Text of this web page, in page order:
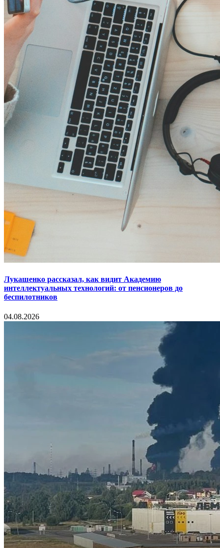
Лукашенко рассказал, как видит Академию
интеллектуальных технологий: от пенсионеров до
беспилотников
04.08.2026